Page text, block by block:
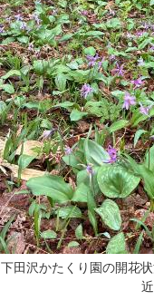
下田沢かたくり園の開花
近